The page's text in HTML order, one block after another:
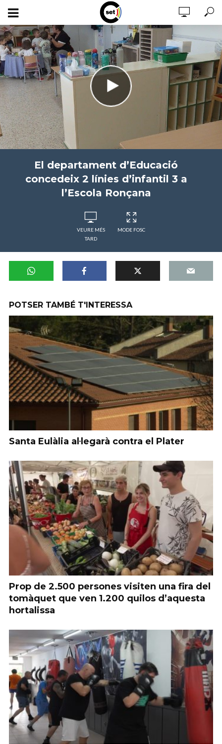
El departament d’Educació
concedeix 2 línies d’infantil 3 a
l’Escola Ronçana
VEURE MÉS
TARD
MODE FOSC
POTSER TAMBÉ T'INTERESSA
Santa Eulàlia al·legarà contra el Plater
Prop de 2.500 persones visiten una fira del
tomàquet que ven 1.200 quilos d’aquesta
hortalissa